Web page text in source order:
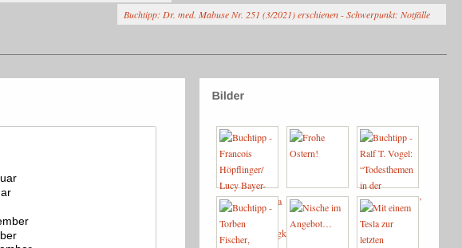
Buchtipp: Dr. med. Mabuse Nr. 251 (3/2021) erschienen - Schwerpunkt: Notfälle